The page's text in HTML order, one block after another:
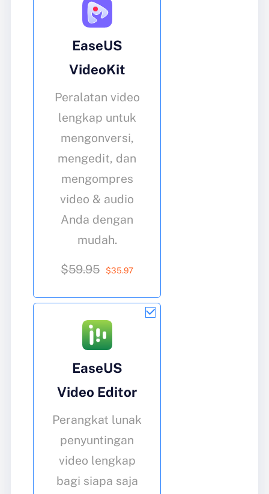
EaseUS
VideoKit
Peralatan video
lengkap untuk
mengonversi,
mengedit, dan
mengompres
video & audio
Anda dengan
mudah.
$59.95 $35.97
EaseUS
Video Editor
Perangkat lunak
penyuntingan
video lengkap
bagi siapa saja